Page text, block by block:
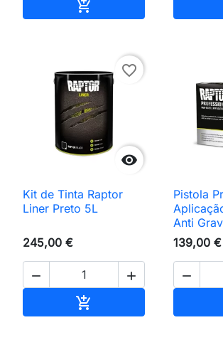


favorite_border
Kit de Tinta Raptor
Liner Preto 5L
245,00 €
 

Pistola
Anti
139,00 €
